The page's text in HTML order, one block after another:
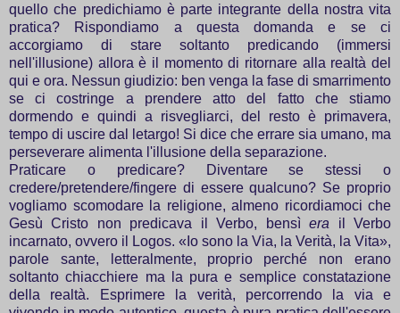
quello che predichiamo è parte integrante della nostra vita
pratica? Rispondiamo a questa domanda e se ci
accorgiamo di stare soltanto predicando (immersi
nell'illusione) allora è il momento di ritornare alla realtà del
qui e ora. Nessun giudizio: ben venga la fase di smarrimento
se ci costringe a prendere atto del fatto che stiamo
dormendo e quindi a risvegliarci, del resto è primavera,
tempo di uscire dal letargo! Si dice che errare sia umano, ma
perseverare alimenta l'illusione della separazione.
Praticare o predicare? Diventare se stessi o
credere/pretendere/fingere di essere qualcuno? Se proprio
vogliamo scomodare la religione, almeno ricordiamoci che
Gesù Cristo non predicava il Verbo, bensìera il Verbo
incarnato, ovvero il Logos. «Io sono la Via, la Verità, la Vita»,
parole sante, letteralmente, proprio perché non erano
soltanto chiacchiere ma la pura e semplice constatazione
della realtà. Esprimere la verità, percorrendo la via e